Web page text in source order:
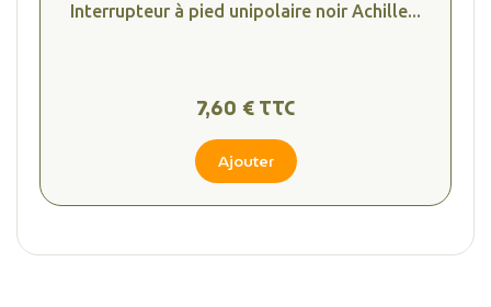
Interrupteur à pied unipolaire noir Achille...
7,60 € TTC
Ajouter